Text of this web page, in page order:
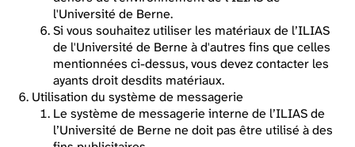
l'Université de Berne.
Si vous souhaitez utiliser les matériaux de l’ILIAS
de l'Université de Berne à d'autres fins que celles
mentionnées ci-dessus, vous devez contacter les
ayants droit desdits matériaux.
Utilisation du système de messagerie
Le système de messagerie interne de l’ILIAS de
l’Université de Berne ne doit pas être utilisé à des